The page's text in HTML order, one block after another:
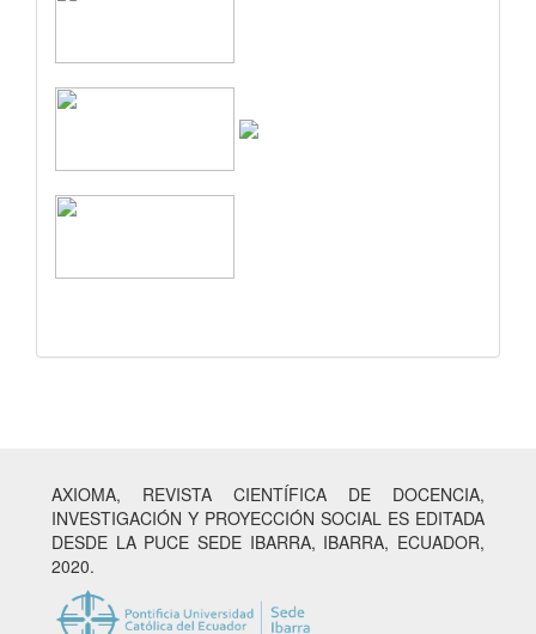
AXIOMA, REVISTA CIENTÍFICA DE DOCENCIA,
INVESTIGACIÓN Y PROYECCIÓN SOCIAL ES EDITADA
DESDE LA PUCE SEDE IBARRA, IBARRA, ECUADOR,
2020.